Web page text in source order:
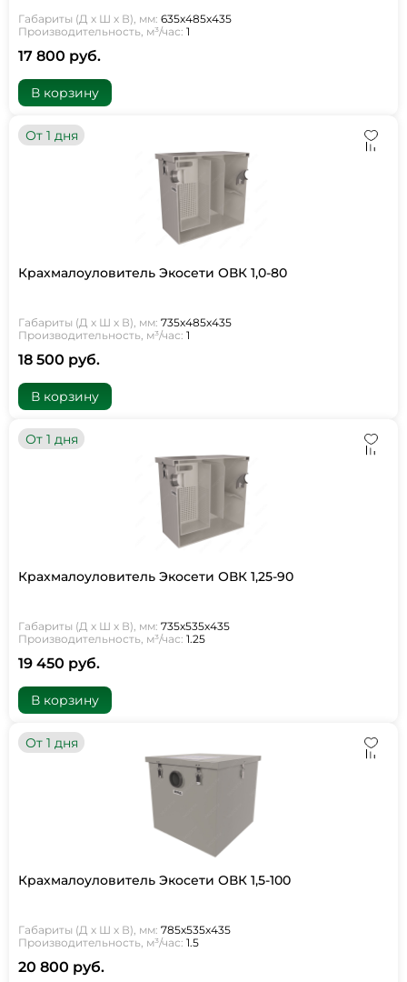
Габариты (Д х Ш х В), мм: 635х485х435
Производительность, м³/час: 1
17 800 руб.
В корзину
От 1 дня
Крахмалоуловитель Экосети ОВК 1,0-80
Габариты (Д х Ш х В), мм: 735х485х435
Производительность, м³/час: 1
18 500 руб.
В корзину
От 1 дня
Крахмалоуловитель Экосети ОВК 1,25-90
Габариты (Д х Ш х В), мм: 735х535х435
Производительность, м³/час: 1.25
19 450 руб.
В корзину
От 1 дня
Крахмалоуловитель Экосети ОВК 1,5-100
Габариты (Д х Ш х В), мм: 785х535х435
Производительность, м³/час: 1.5
20 800 руб.